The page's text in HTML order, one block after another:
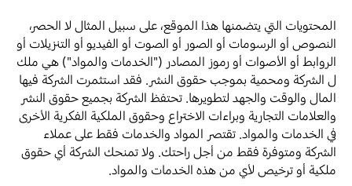
المحتويات التي يتضمنها هذا الموقع، على سبيل المثال لا الحصر،
النصوص أو الرسومات أو الصور أو الصوت أو الفيديو أو التنزيلات أو
الروابط أو الأصوات أو رموز المصادر ("الخدمات والمواد") هي ملك
ل الشركة ومحمية بموجب حقوق النشر. فقد استثمرت الشركة فيها
المال والوقت والجهد لتطويرها. تحتفظ الشركة بجميع حقوق النشر
والعلامات التجارية وبراءات الاختراع وحقوق الملكية الفكرية الأخرى
في الخدمات والمواد. تقتصر المواد والخدمات فقط على عملاء
الشركة ومتوفرة فقط من أجل راحتك. ولا تمنحك الشركة أي حقوق
ملكية أو ترخيص لأي من هذه الخدمات والمواد.